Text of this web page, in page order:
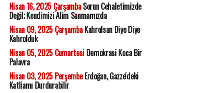
Nisan 16, 2025 ÇarşambaSorun Cehaletimizde
Değil; Kendimizi Alim Sanmamızda
Nisan 09, 2025 ÇarşambaKahrolsun Diye Diye
Kahrolduk
Nisan 05, 2025 CumartesiDemokrasi Koca Bir
Palavra
Nisan 03, 2025 PerşembeErdoğan, Gazze'deki
Katliamı Durdurabilir